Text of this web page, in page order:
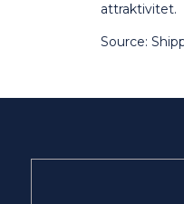
attraktivitet.
Source: